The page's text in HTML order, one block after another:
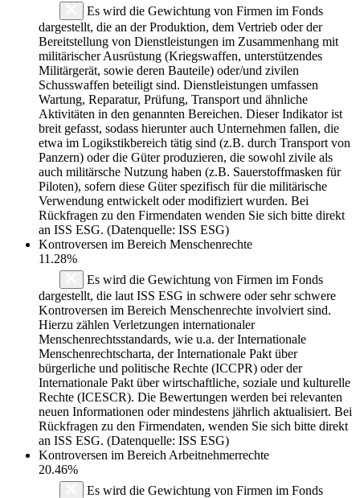
Es wird die Gewichtung von Firmen im Fonds
dargestellt, die an der Produktion, dem Vertrieb oder der
Bereitstellung von Dienstleistungen im Zusammenhang mit
militärischer Ausrüstung (Kriegswaffen, unterstützendes
Militärgerät, sowie deren Bauteile) oder/und zivilen
Schusswaffen beteiligt sind. Dienstleistungen umfassen
Wartung, Reparatur, Prüfung, Transport und ähnliche
Aktivitäten in den genannten Bereichen. Dieser Indikator ist
breit gefasst, sodass hierunter auch Unternehmen fallen, die
etwa im Logikstikbereich tätig sind (z.B. durch Transport von
Panzern) oder die Güter produzieren, die sowohl zivile als
auch militärsche Nutzung haben (z.B. Sauerstoffmasken für
Piloten), sofern diese Güter spezifisch für die militärische
Verwendung entwickelt oder modifiziert wurden. Bei
Rückfragen zu den Firmendaten wenden Sie sich bitte direkt
an ISS ESG. (Datenquelle: ISS ESG)
Kontroversen im Bereich Menschenrechte
11.28%
Es wird die Gewichtung von Firmen im Fonds
dargestellt, die laut ISS ESG in schwere oder sehr schwere
Kontroversen im Bereich Menschenrechte involviert sind.
Hierzu zählen Verletzungen internationaler
Menschenrechtsstandards, wie u.a. der Internationale
Menschenrechtscharta, der Internationale Pakt über
bürgerliche und politische Rechte (ICCPR) oder der
Internationale Pakt über wirtschaftliche, soziale und kulturelle
Rechte (ICESCR). Die Bewertungen werden bei relevanten
neuen Informationen oder mindestens jährlich aktualisiert. Bei
Rückfragen zu den Firmendaten, wenden Sie sich bitte direkt
an ISS ESG. (Datenquelle: ISS ESG)
Kontroversen im Bereich Arbeitnehmerrechte
20.46%
Es wird die Gewichtung von Firmen im Fonds